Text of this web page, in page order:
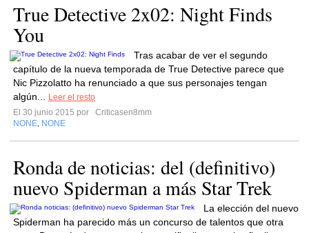
True Detective 2x02: Night Finds
You
Tras acabar de ver el segundo
capítulo de la nueva temporada de True Detective parece que
Nic Pizzolatto ha renunciado a que sus personajes tengan
algún...
Leer el resto
El 30 junio 2015 por
Criticasen8mm
NONE NONE
Ronda de noticias: del (definitivo)
nuevo Spiderman a más Star Trek
La elección del nuevo
Spiderman ha parecido más un concurso de talentos que otra